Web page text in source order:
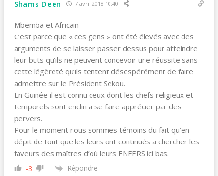
Shams Deen 7 avril 2018 10:40
Mbemba et Africain
C’est parce que « ces gens » ont été élevés avec des
arguments de se laisser passer dessus pour atteindre
leur buts qu’ils ne peuvent concevoir une réussite sans
cette légèreté qu’ils tentent désespérément de faire
admettre sur le Président Sekou.
En Guinée il est connu ceux dont les chefs religieux et
temporels sont enclin a se faire apprécier par des
pervers.
Pour le moment nous sommes témoins du fait qu’en
dépit de tout que les leurs ont continués a chercher les
faveurs des maîtres d’où leurs ENFERS ici bas.
-3 Répondre